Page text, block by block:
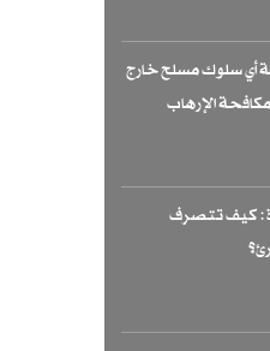
أي سلوك مسلح خارج
مكافحة الإرهاب
: كيف تتصرف